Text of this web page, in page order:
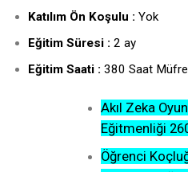
Katılım Ön Koşulu : Yok
Eğitim Süresi : 2 ay
Eğitim Saati : 380 Saat
Akıl Zeka
Eğitmenliği
Öğrenci